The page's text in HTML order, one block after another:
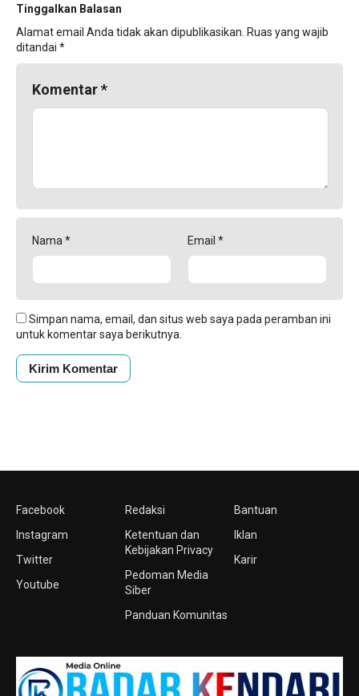
Tinggalkan Balasan
Alamat email Anda tidak akan dipublikasikan. Ruas yang wajib
ditandai *
Komentar*
Nama * Email *
Simpan nama, email, dan situs web saya pada peramban ini
untuk komentar saya berikutnya.
Facebook
Instagram
Twitter
Youtube
Redaksi
Ketentuan dan
Kebijakan Privacy
Pedoman Media
Siber
Panduan Komunitas
Bantuan
Iklan
Karir